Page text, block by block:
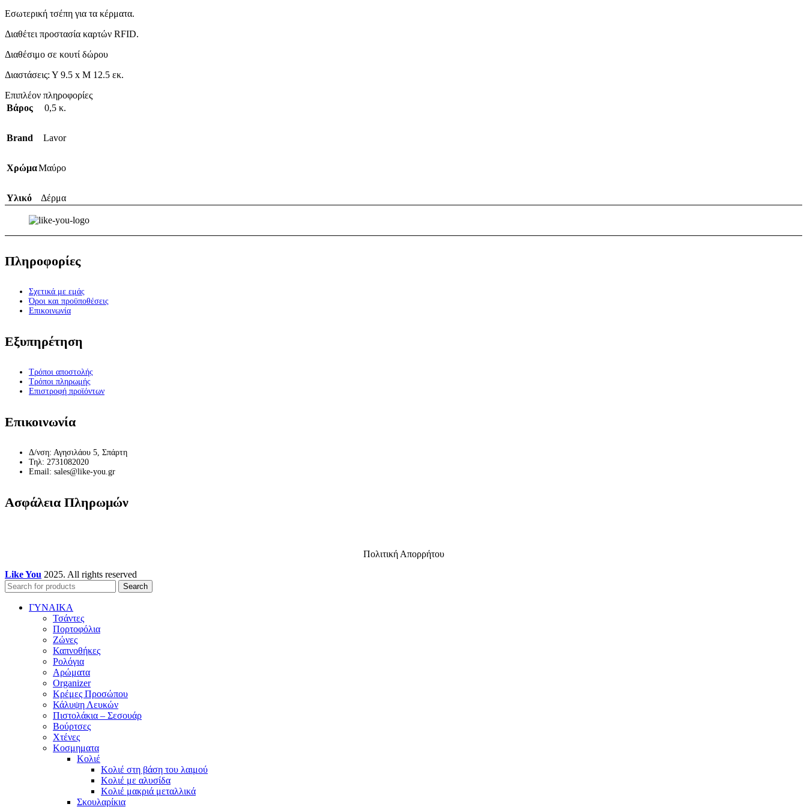
Εσωτερική τσέπη για τα κέρματα.
Διαθέτει προστασία καρτών RFID.
Διαθέσιμο σε κουτί δώρου
Διαστάσεις: Υ 9.5 x Μ 12.5 εκ.
Επιπλέον πληροφορίες
Βάρος
0,5 κ.
Brand Lavor
ΧρώμαΜαύρο
Υλικό Δέρμα
Πληροφορίες
Σχετικά με εμάς
Όροι και προϋποθέσεις
Επικοινωνία
Εξυπηρέτηση
Τρόποι αποστολής
Τρόποι πληρωμής
Επιστροφή προϊόντων
Επικοινωνία
Δ/νση: Αγησιλάου 5, Σπάρτη
Τηλ: 2731082020
Email: sales@like-you.gr
Ασφάλεια Πληρωμών
Πολιτική Απορρήτου
Like You 2025. All rights reserved
Search
ΓΥΝΑΙΚΑ
Τσάντες
Πορτοφόλια
Ζώνες
Καπνοθήκες
Ρολόγια
Αρώματα
Organizer
Κρέμες Προσώπου
Κάλυψη Λευκών
Πιστολάκια – Σεσουάρ
Βούρτσες
Χτένες
Κοσμηματα
Κολιέ
Κολιέ στη βάση του λαιμού
Κολιέ με αλυσίδα
Κολιέ μακριά μεταλλικά
Σκουλαρίκια